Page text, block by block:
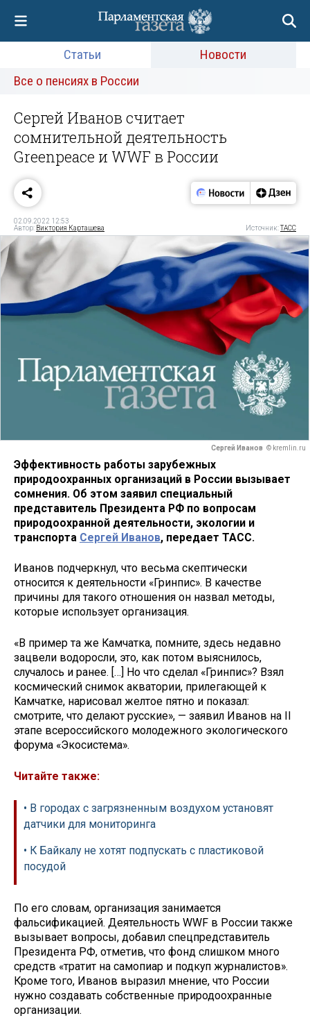
Статьи
Новости
Все о пенсиях в России
Сергей Иванов считает
сомнительной деятельность
Greenpeace и WWF в России
02.09.2022 12:53
Автор: Виктория Карташева Источник:ТАСС
Сергей Иванов © kremlin.ru
Эффективность работы зарубежных
природоохранных организаций в России вызывает
сомнения. Об этом заявил специальный
представитель Президента РФ по вопросам
природоохранной деятельности, экологии и
транспорта Сергей Иванов, передает ТАСС.
Иванов подчеркнул, что весьма скептически
относится к деятельности «Гринпис». В качестве
причины для такого отношения он назвал методы,
которые использует организация.
«В пример та же Камчатка, помните, здесь недавно
зацвели водоросли, это, как потом выяснилось,
случалось и ранее. […] Но что сделал «Гринпис»? Взял
космический снимок акватории, прилегающей к
Камчатке, нарисовал желтое пятно и показал:
смотрите, что делают русские», — заявил Иванов на II
этапе всероссийского молодежного экологического
форума «Экосистема».
Читайте также:
• В городах с загрязненным воздухом установят
датчики для мониторинга
• К Байкалу не хотят подпускать с пластиковой
посудой​
По его словам, организация занимается
фальсификацией. Деятельность WWF в России также
вызывает вопросы, добавил спецпредставитель
Президента РФ, отметив, что фонд слишком много
средств «тратит на самопиар и подкуп журналистов».
Кроме того, Иванов выразил мнение, что России
нужно создавать собственные природоохранные
организации.